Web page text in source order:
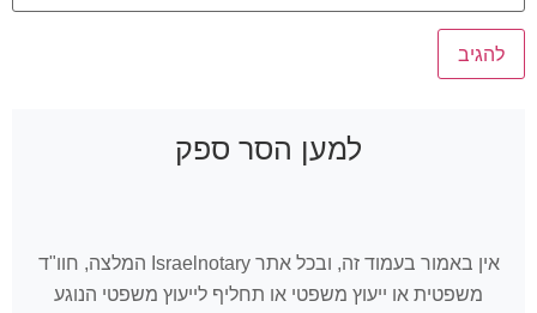
למען הסר ספק
אין באמור בעמוד זה, ובכל אתר Israelnotary המלצה, חוו"ד
משפטית או ייעוץ משפטי או תחליף לייעוץ משפטי הנוגע